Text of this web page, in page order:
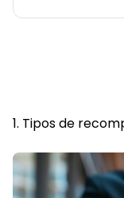
Tipos de